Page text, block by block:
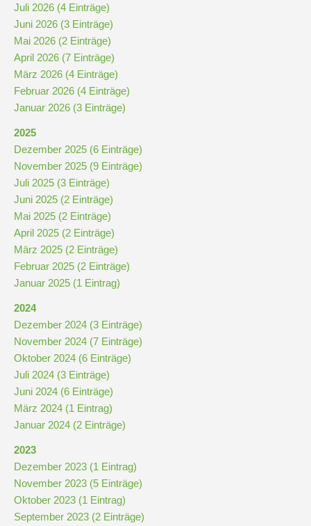
Methodentraining
Bewegte
Pause
Unterricht
Vertretungsplan
Stundenraster
Realschulbildungsgang
Stufe
5
und
6
Stufe
8
Stufe
Juli 2026 (4 Einträge)
Juni 2026 (3 Einträge)
Mai 2026 (2 Einträge)
April 2026 (7 Einträge)
März 2026 (4 Einträge)
Februar 2026 (4 Einträge)
Januar 2026 (3 Einträge)
2025
Dezember 2025 (6 Einträge)
November 2025 (9 Einträge)
Juli 2025 (3 Einträge)
Juni 2025 (2 Einträge)
Mai 2025 (2 Einträge)
April 2025 (2 Einträge)
März 2025 (2 Einträge)
Februar 2025 (2 Einträge)
Januar 2025 (1 Eintrag)
2024
Dezember 2024 (3 Einträge)
November 2024 (7 Einträge)
Oktober 2024 (6 Einträge)
Juli 2024 (3 Einträge)
Juni 2024 (6 Einträge)
März 2024 (1 Eintrag)
Januar 2024 (2 Einträge)
2023
Dezember 2023 (1 Eintrag)
November 2023 (5 Einträge)
Oktober 2023 (1 Eintrag)
September 2023 (2 Einträge)